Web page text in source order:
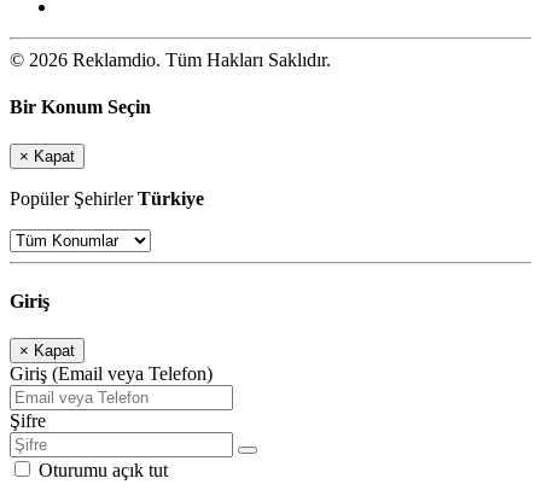
© 2026 Reklamdio. Tüm Hakları Saklıdır.
Bir Konum Seçin
× Kapat
Popüler ŞehirlerTürkiye
Giriş
× Kapat
Giriş (Email veya Telefon)
Şifre
Oturumu açık tut